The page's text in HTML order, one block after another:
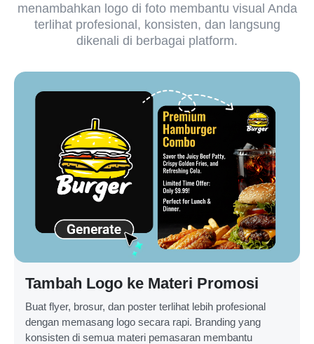
menambahkan logo di foto membantu visual Anda
terlihat profesional, konsisten, dan langsung
dikenali di berbagai platform.
Tambah Logo ke Materi Promosi
Buat flyer, brosur, dan poster terlihat lebih profesional
dengan memasang logo secara rapi. Branding yang
konsisten di semua materi pemasaran membantu